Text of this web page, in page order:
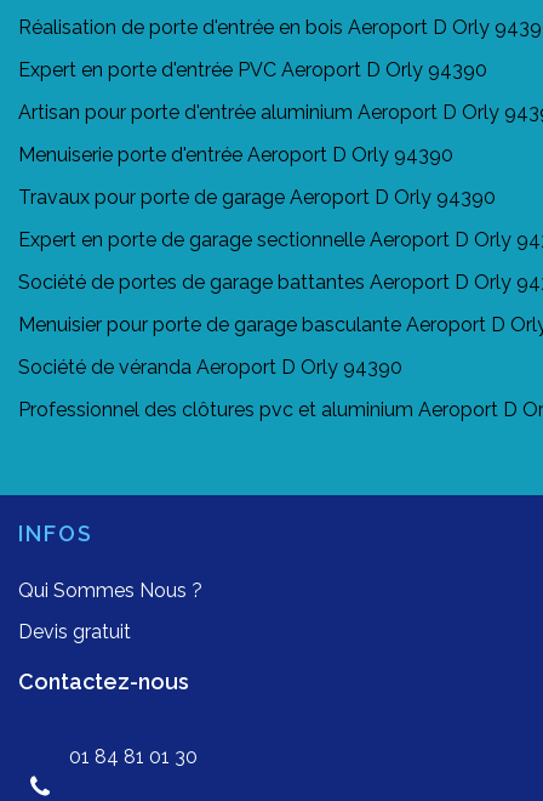
Réalisation de porte d'entrée en bois Aeroport D Orly
Expert en porte d'entrée PVC Aeroport D Orly 94390
Artisan pour porte d'entrée aluminium Aeroport D Orly
Menuiserie porte d'entrée Aeroport D Orly 94390
Travaux pour porte de garage Aeroport D Orly 94390
Expert en porte de garage sectionnelle Aeroport D Orly
Société de portes de garage battantes Aeroport D Orly
Menuisier pour porte de garage basculante Aeroport D
Société de véranda Aeroport D Orly 94390
Professionnel des clôtures pvc et aluminium Aeroport D
INFOS
Qui Sommes Nous ?
Devis gratuit
Contactez-nous
01 84 81 01 30